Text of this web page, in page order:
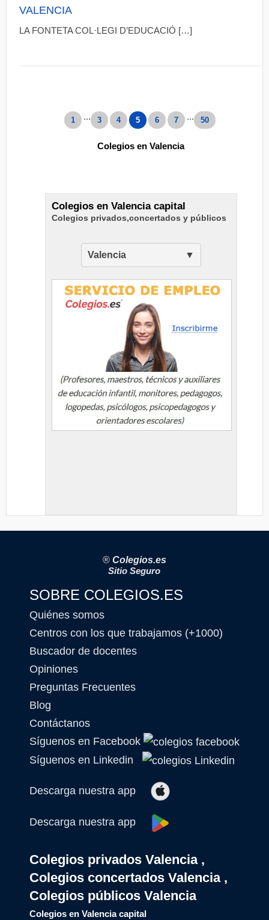
VALENCIA
LA FONTETA COL·LEGI D’EDUCACIÓ […]
1 ... 3 4 5 6 7 ... 50
Colegios en Valencia
Colegios en Valencia capital
Colegios privados,concertados y públicos
Valencia
® Colegios.es
Sitio Seguro
SOBRE COLEGIOS.ES
Quiénes somos
Centros con los que trabajamos (+1000)
Buscador de docentes
Opiniones
Preguntas Frecuentes
Blog
Contáctanos
Síguenos en Facebook
Síguenos en Linkedin
Descarga nuestra app
Descarga nuestra app
Colegios privados Valencia ,
Colegios concertados Valencia ,
Colegios públicos Valencia
Colegios en Valencia capital